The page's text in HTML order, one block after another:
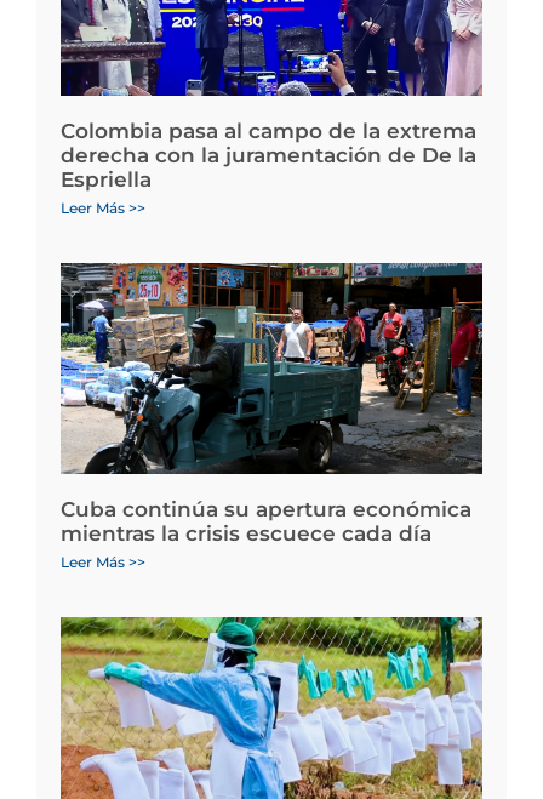
Colombia pasa al campo de la extrema
derecha con la juramentación de De la
Espriella
Leer Más >>
Cuba continúa su apertura económica
mientras la crisis escuece cada día
Leer Más >>